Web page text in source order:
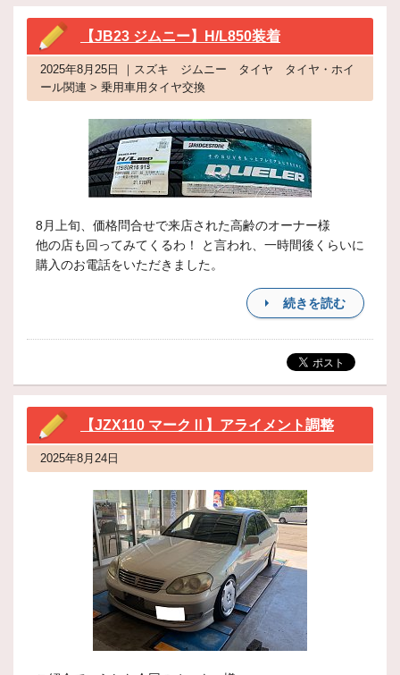
【JB23 ジムニー】H/L850装着
2025年8月25日 ｜スズキ ジムニー タイヤ タイヤ・ホイ
ール関連 > 乗用車用タイヤ交換
8月上旬、価格問合せで来店された高齢のオーナー様
他の店も回ってみてくるわ！ と言われ、一時間後くらいに
購入のお電話をいただきました。
続きを読む
【JZX110 マークⅡ】アライメント調整
2025年8月24日